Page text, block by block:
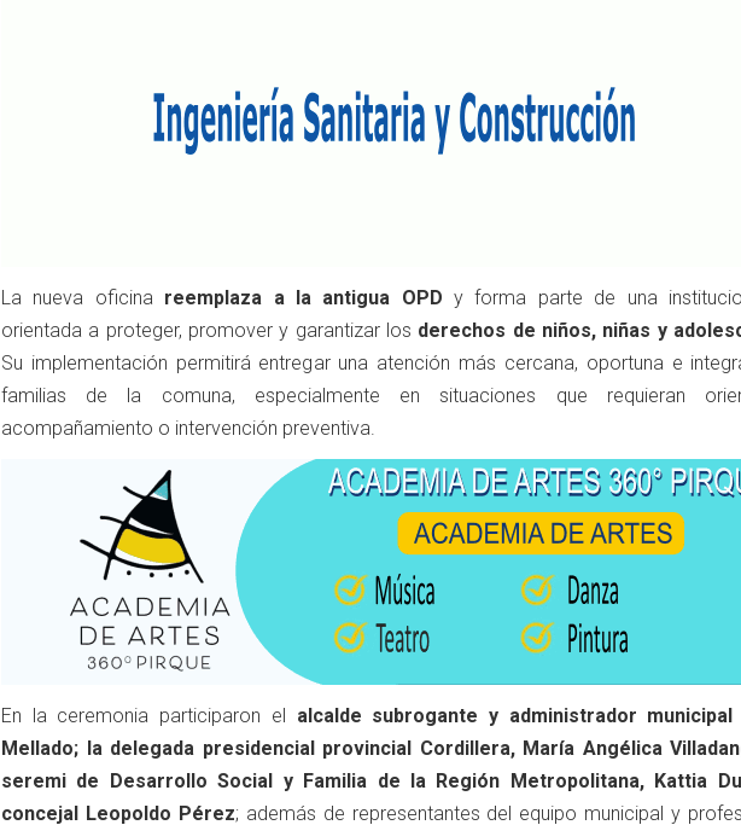
La nueva oficina reemplaza a la antigua OPD y forma parte de una
orientada a proteger, promover y garantizar los derechos de niños, niñas y
Su implementación permitirá entregar una atención más cercana, oportuna e
familias de la comuna, especialmente en situaciones que requieran
acompañamiento o intervención preventiva.
En la ceremonia participaron el alcalde subrogante y administrador municipal
Mellado; la delegada presidencial provincial Cordillera, María Angélica
seremi de Desarrollo Social y Familia de la Región Metropolitana, Kattia
concejal Leopoldo Pérez; además de representantes del equipo municipal y